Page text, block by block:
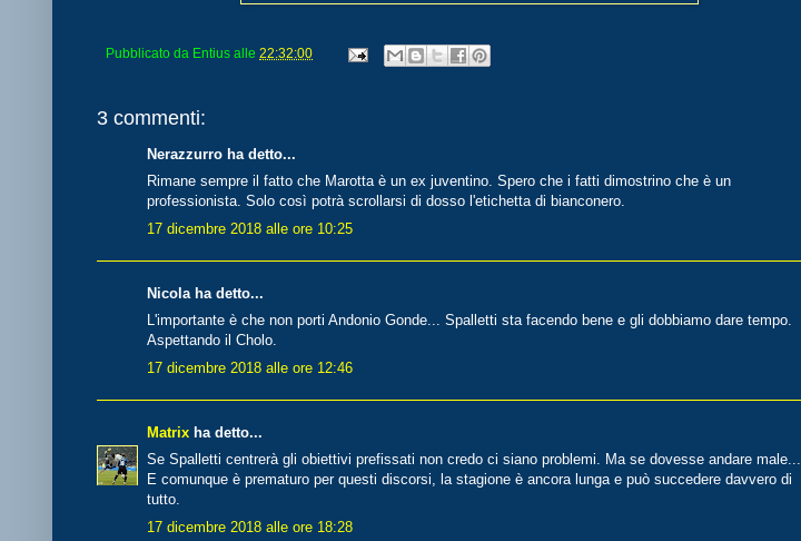
Pubblicato da Entius alle 22:32:00
3 commenti:
Nerazzurro ha detto...
Rimane sempre il fatto che Marotta è un ex juventino. Spero che i fatti dimostrino che è un
professionista. Solo così potrà scrollarsi di dosso l'etichetta di bianconero.
17 dicembre 2018 alle ore 10:25
Nicola ha detto...
L'importante è che non porti Andonio Gonde... Spalletti sta facendo bene e gli dobbiamo dare tempo.
Aspettando il Cholo.
17 dicembre 2018 alle ore 12:46
Matrix ha detto...
Se Spalletti centrerà gli obiettivi prefissati non credo ci siano problemi. Ma se dovesse andare male...
E comunque è prematuro per questi discorsi, la stagione è ancora lunga e può succedere davvero di
tutto.
17 dicembre 2018 alle ore 18:28